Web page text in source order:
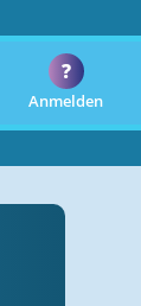
Anmelden
?